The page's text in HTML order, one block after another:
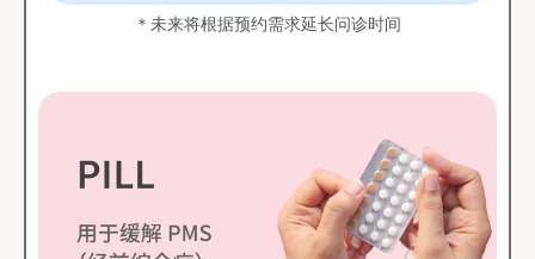
＊未来将根据预约需求延长问诊时间